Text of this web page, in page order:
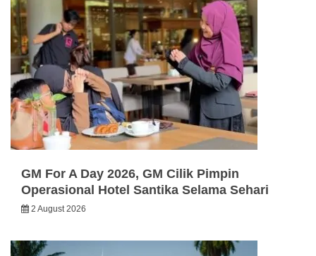
GM For A Day 2026, GM Cilik Pimpin
Operasional Hotel Santika Selama Sehari
2 August 2026